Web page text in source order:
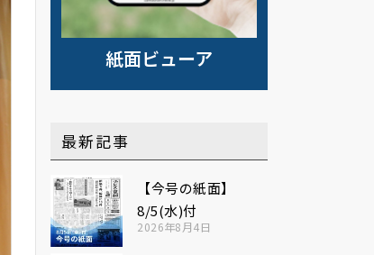
紙面ビューア
最新記事
【今号の紙面】
8/5(水)付
2026年8月4日